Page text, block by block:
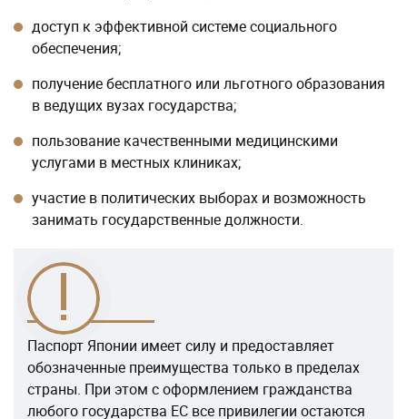
доступ к эффективной системе социального
обеспечения;
получение бесплатного или льготного образования
в ведущих вузах государства;
пользование качественными медицинскими
услугами в местных клиниках;
участие в политических выборах и возможность
занимать государственные должности.
Паспорт Японии имеет силу и предоставляет
обозначенные преимущества только в пределах
страны. При этом с оформлением гражданства
любого государства ЕС все привилегии остаются